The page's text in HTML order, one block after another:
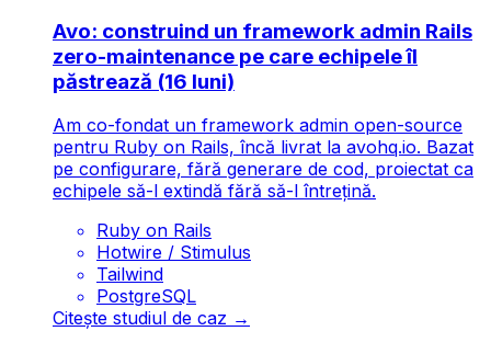
Avo: construind un framework admin Rails
zero-maintenance pe care echipele îl
păstrează (16 luni)
Am co-fondat un framework admin open-source
pentru Ruby on Rails, încă livrat la avohq.io. Bazat
pe configurare, fără generare de cod, proiectat ca
echipele să-l extindă fără să-l întrețină.
Ruby on Rails
Hotwire / Stimulus
Tailwind
PostgreSQL
Citește studiul de caz →